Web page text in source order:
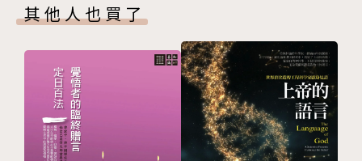
徒對中國保守派神學思想的認識。
從出版以來幾乎全由他一人來製作，撰文、編輯、印
刷、看樣、校對皆是獨力執行，然後與妻子打包付郵。
季刊的內容很豐富，有聖經真理（節錄經文刊登）、創
作（釋經、講道、專文、見證、故事、隨感錄等）、譯
作（專文、小說、短文精選、詩等）與詩歌等。
編者的消息
秋季 第一百零三冊
聖經眞理
有權柄的木匠無權柄的國王
使別人喜樂（譯）
不愛惜性命的人
其他人也買了